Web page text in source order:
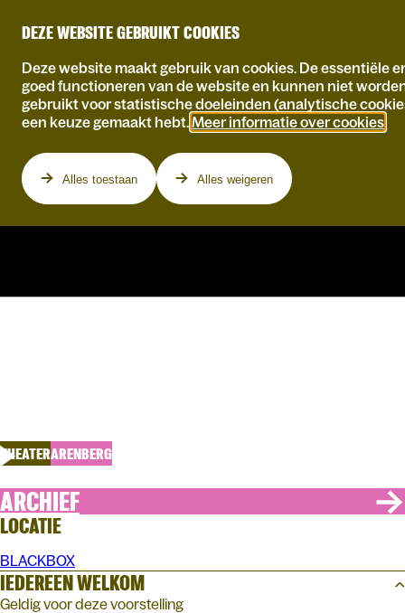
DEZE WEBSITE GEBRUIKT COOKIES
Deze website maakt gebruik van cookies. De essentiële
goed functioneren van de website en kunnen niet
gebruikt voor statistische doeleinden (analytische
een keuze gemaakt hebt. Meer informatie over cookies
Alles toestaan Alles weigeren
THEATERARENBERG
ARCHIEF
LOCATIE
BLACKBOX
IEDEREEN WELKOM
Geldig voor deze voorstelling